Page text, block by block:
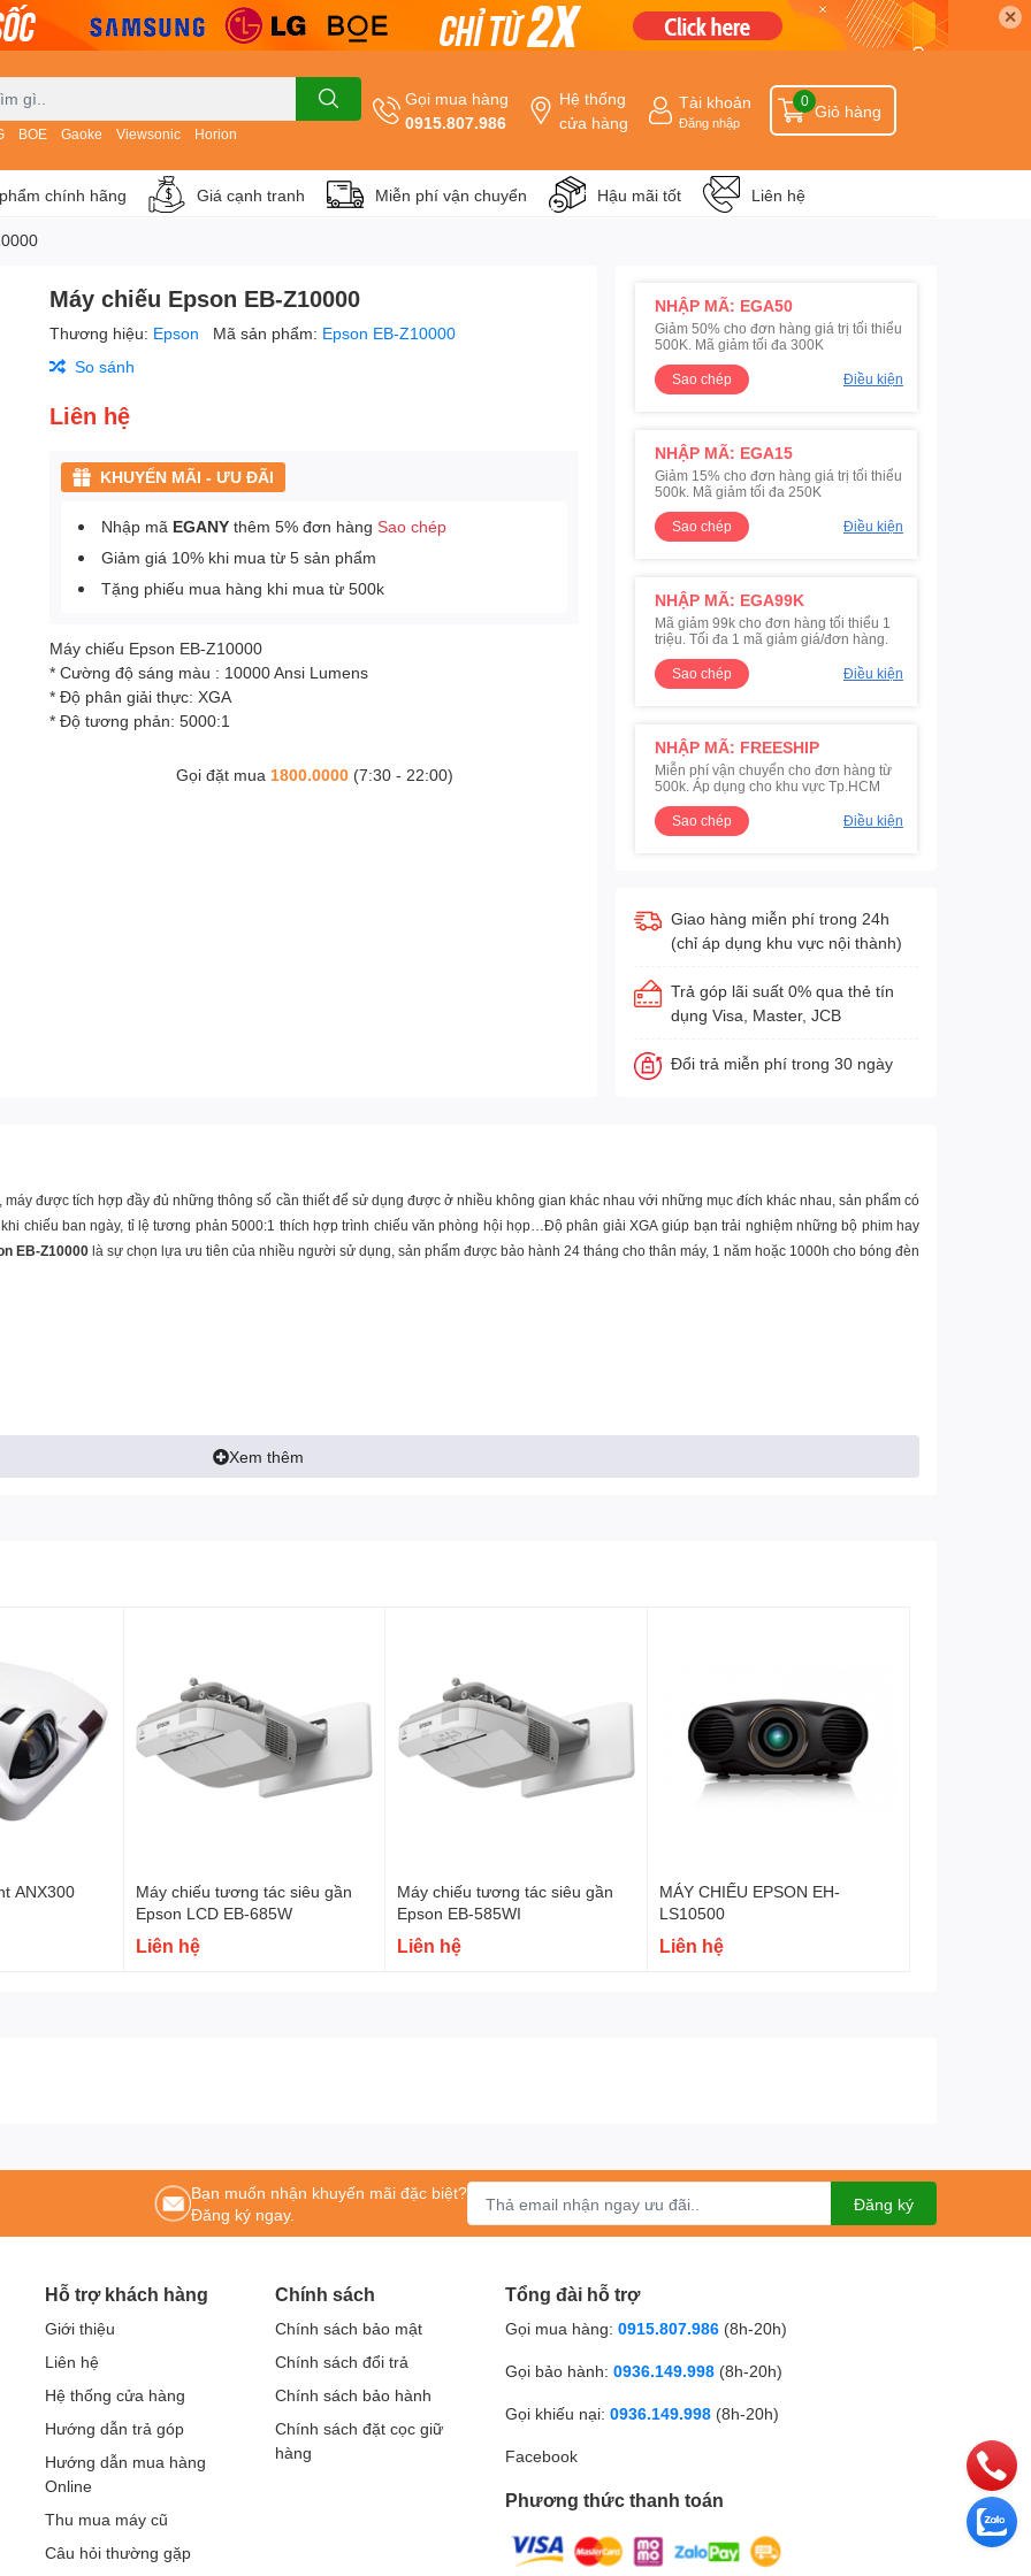
✕
BOE Gaoke Viewsonic Horion
Gọi mua hàng
0915.807.986
Hệ thống
cửa hàng
Tài khoản
Đăng nhập
Giỏ hàng
0
chính hãng Giá cạnh tranh Miễn phí vận chuyển Hậu mãi tốt Liên hệ
Máy chiếu Epson EB-Z10000
Thương hiệu: Epson Mã sản phẩm: Epson EB-Z10000
So sánh
Liên hệ
KHUYẾN MÃI - ƯU ĐÃI
Nhập mã EGANY thêm 5% đơn hàngSao chép
Giảm giá 10% khi mua từ 5 sản phẩm
Tặng phiếu mua hàng khi mua từ 500k
Máy chiếu Epson EB-Z10000
* Cường độ sáng màu : 10000 Ansi Lumens
* Độ phân giải thực: XGA
* Độ tương phản: 5000:1
Gọi đặt mua 1800.0000(7:30 - 22:00)
NHẬP MÃ: EGA50
Giảm 50% cho đơn hàng giá trị tối thiểu
500K. Mã giảm tối đa 300K
Sao chép
Điều kiện
NHẬP MÃ: EGA15
Giảm 15% cho đơn hàng giá trị tối thiểu
500k. Mã giảm tối đa 250K
Sao chép
Điều kiện
NHẬP MÃ: EGA99K
Mã giảm 99k cho đơn hàng tối thiểu 1
triệu. Tối đa 1 mã giảm giá/đơn hàng.
Sao chép
Điều kiện
NHẬP MÃ: FREESHIP
Miễn phí vận chuyển cho đơn hàng từ
500k. Áp dụng cho khu vực Tp.HCM
Sao chép
Điều kiện
Giao hàng miễn phí trong 24h
(chỉ áp dụng khu vực nội thành)
Trả góp lãi suất 0% qua thẻ tín
dụng Visa, Master, JCB
Đổi trả miễn phí trong 30 ngày
máy được tích hợp đầy đủ những thông số cần thiết để sử dụng được ở nhiều không gian khác nhau với những mục đích khác nhau, sản phẩm có
chiếu ban ngày, tỉ lệ tương phản 5000:1 thích hợp trình chiếu văn phòng hội họp…Độ phân giải XGA giúp bạn trải nghiệm những bộ phim hay
EB-Z10000 là sự chọn lựa ưu tiên của nhiều người sử dụng, sản phẩm được bảo hành 24 tháng cho thân máy, 1 năm hoặc 1000h cho bóng đèn
điều kiện nào đến trước.
Magix, PKLNS..
chính hãng – Dịch vụ nhanh nhất
hệ:0243.765.8333/0915.807.986
Minh.
Xem thêm
ANX300
Máy chiếu tương tác siêu gần
Epson LCD EB-685W
Liên hệ
Máy chiếu tương tác siêu gần
Epson EB-585WI
Liên hệ
MÁY CHIẾU EPSON EH-
LS10500
Liên hệ
Bạn muốn nhận khuyến mãi đặc biệt?
Đăng ký ngay.
Đăng ký
Hỗ trợ khách hàng
Giới thiệu
Liên hệ
Hệ thống cửa hàng
Hướng dẫn trả góp
Hướng dẫn mua hàng
Online
Thu mua máy cũ
Câu hỏi thường gặp
Chính sách
Chính sách bảo mật
Chính sách đổi trả
Chính sách bảo hành
Chính sách đặt cọc giữ
hàng
Tổng đài hỗ trợ
Gọi mua hàng: 0915.807.986 (8h-20h)
Gọi bảo hành: 0936.149.998 (8h-20h)
Gọi khiếu nại: 0936.149.998 (8h-20h)
Facebook
Phương thức thanh toán